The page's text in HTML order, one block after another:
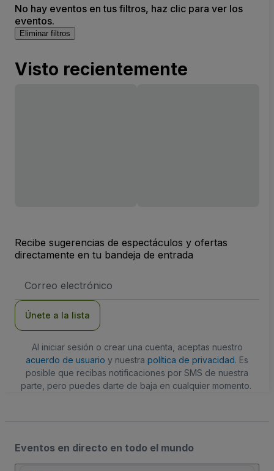
No hay eventos en tus filtros, haz clic para ver los
eventos.
Eliminar filtros
Visto recientemente
Recibe sugerencias de espectáculos y ofertas
directamente en tu bandeja de entrada
de
Únete a la lista
Al iniciar sesión o crear una cuenta, aceptas nuestro
acuerdo de usuario y nuestra política de privacidad. Es
posible que recibas notificaciones por SMS de nuestra
parte, pero puedes darte de baja en cualquier momento.
Eventos en directo en todo el mundo